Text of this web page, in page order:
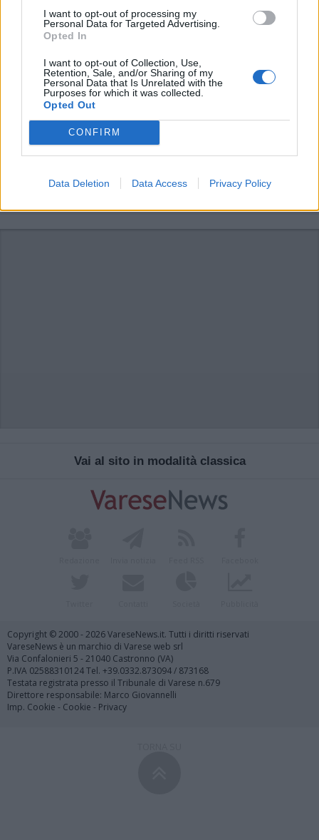
I want to opt-out of processing my
Personal Data for Targeted Advertising.
Opted In
I want to opt-out of Collection, Use,
Retention, Sale, and/or Sharing of my
Personal Data that Is Unrelated with the
Purposes for which it was collected.
Opted Out
CONFIRM
Data Deletion Data Access Privacy Policy
Commenti
Accedi oregistrati
articolo.
L'email è richiesta ma non verrà mostrata ai visitatori. Il contenuto di questo
commento esprime il pensiero dell'autore e non rappresenta la linea editoriale
di VareseNews.it, che rimane autonoma e indipendente. I messaggi inclusi nei
che includano uno o più link a siti esterni verranno rimossi in automatico dal
Vai al sito in modalità classica
Copyright © 2000 - 2026 VareseNews.it. Tutti i diritti riservati
VareseNews è un marchio di Varese web srl
Via Confalonieri 5 - 21040 Castronno (VA)
P.IVA 02588310124 Tel. +39.0332.873094 / 873168
Testata registrata presso il Tribunale di Varese n.679
Direttore responsabile: Marco Giovannelli
Imp. Cookie - Cookie - Privacy